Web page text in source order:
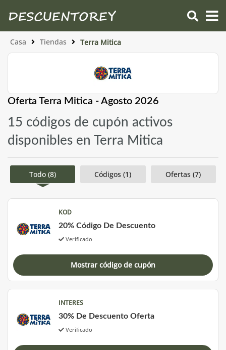
Casa Tiendas Terra Mitica
Oferta Terra Mitica - Agosto 2026
15 códigos de cupón activos
disponibles en Terra Mitica
Todo (8) Códigos (1) Ofertas (7)
KOD
20% Código De Descuento
Verificado
Mostrar código de cupón
INTERES
30% De Descuento Oferta
Verificado